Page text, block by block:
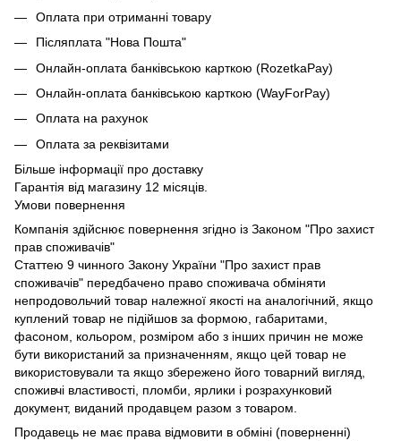
Оплата при отриманні товару
Післяплата "Нова Пошта"
Онлайн-оплата банківською карткою (RozetkaPay)
Онлайн-оплата банківською карткою (WayForPay)
Оплата на рахунок
Оплата за реквізитами
Більше інформації про доставку
Гарантія від магазину 12 місяців.
Умови повернення
Компанія здійснює повернення згідно із Законом "Про захист
прав споживачів"
Статтею 9 чинного Закону України "Про захист прав
споживачів" передбачено право споживача обміняти
непродовольчий товар належної якості на аналогічний, якщо
куплений товар не підійшов за формою, габаритами,
фасоном, кольором, розміром або з інших причин не може
бути використаний за призначенням, якщо цей товар не
використовували та якщо збережено його товарний вигляд,
споживчі властивості, пломби, ярлики і розрахунковий
документ, виданий продавцем разом з товаром.
Продавець не має права відмовити в обміні (поверненні)